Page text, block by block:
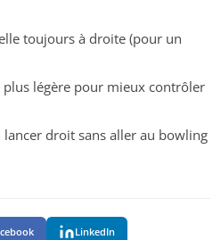
toujours à droite (pour un
légère pour mieux contrôler
lancer droit sans aller au bowling
LinkedIn